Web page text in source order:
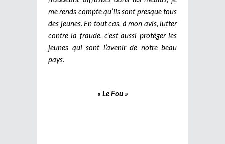
me rends compte qu’ils sont presque tous
des jeunes. En tout cas, à mon avis, lutter
contre la fraude, c’est aussi protéger les
jeunes qui sont l’avenir de notre beau
pays.
« Le Fou »